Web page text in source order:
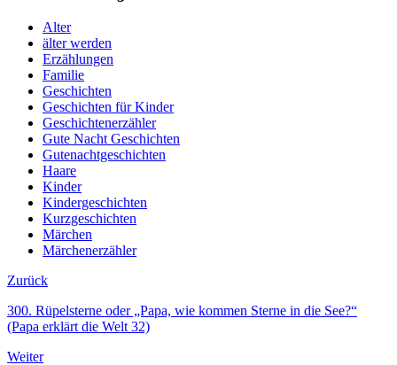
Alter
älter werden
Erzählungen
Familie
Geschichten
Geschichten für Kinder
Geschichtenerzähler
Gute Nacht Geschichten
Gutenachtgeschichten
Haare
Kinder
Kindergeschichten
Kurzgeschichten
Märchen
Märchenerzähler
Zurück
300. Rüpelsterne oder „Papa, wie kommen Sterne in die See?“
(Papa erklärt die Welt 32)
Weiter